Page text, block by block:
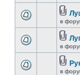
в
в
в